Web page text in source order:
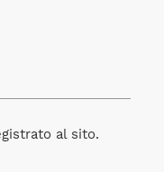
al sito.